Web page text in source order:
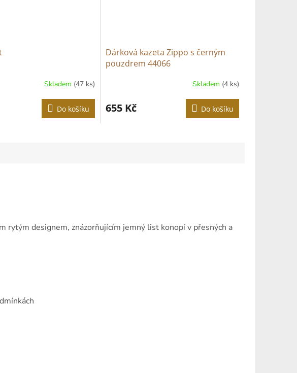
Skladem (47 ks)
Do košíku
Dárková kazeta Zippo s černým
pouzdrem 44066
Skladem (4 ks)
655 Kč Do košíku
rytým designem, znázorňujícím jemný list konopí v přesných a